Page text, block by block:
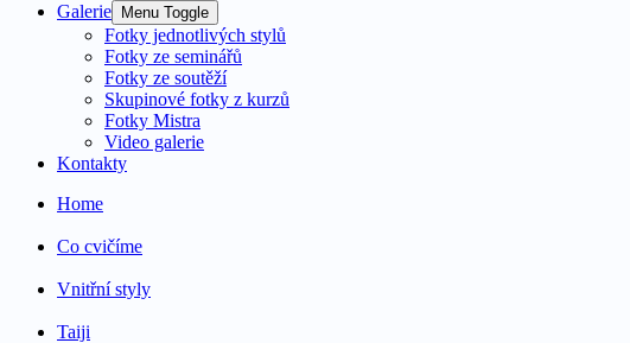
Galerie
Menu Toggle
Fotky jednotlivých stylů
Fotky ze seminářů
Fotky ze soutěží
Skupinové fotky z kurzů
Fotky Mistra
Video galerie
Kontakty
Home
Co cvičíme
Vnitřní styly
Taiji